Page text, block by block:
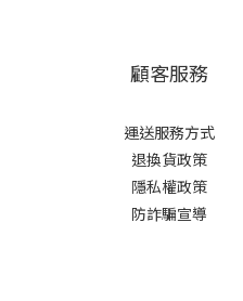
顧客服務
運送服務方式
退換貨政策
隱私權政策
防詐騙宣導